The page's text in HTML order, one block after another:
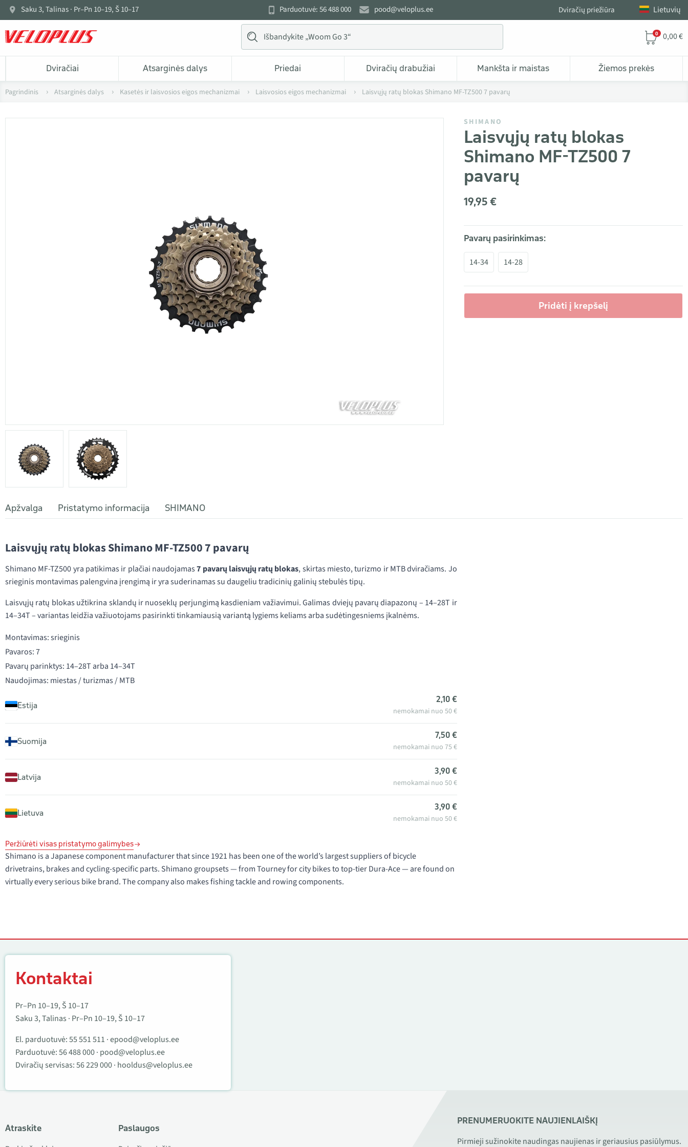
Saku 3, Talinas · Pr–Pn 10–19, Š 10–17 Parduotuvė: 56 488 000 pood@veloplus.ee Dviračių priežiūra Lietuvių
0 0,00 €
Dviračiai Atsarginės dalys Priedai Dviračių drabužiai Mankšta ir maistas Žiemos prekės
Pagrindinis Atsarginės dalys Kasetės ir laisvosios eigos mechanizmai Laisvosios eigos mechanizmai Laisvųjų ratų blokas Shimano MF-TZ500 7 pavarų
SHIMANO
Laisvųjų ratų blokas
Shimano MF-TZ500 7
pavarų
19,95 €
Pavarų pasirinkimas:
14-34 14-28
Pridėti į krepšelį
Apžvalga Pristatymo informacija SHIMANO
Laisvųjų ratų blokas Shimano MF-TZ500 7 pavarų
Shimano MF-TZ500 yra patikimas ir plačiai naudojamas7 pavarų laisvųjų ratų blokas, skirtas miesto, turizmo ir MTB dviračiams. Jo
srieginis montavimas palengvina įrengimą ir yra suderinamas su daugeliu tradicinių galinių stebulės tipų.
Laisvųjų ratų blokas užtikrina sklandų ir nuoseklų perjungimą kasdieniam važiavimui. Galimas dviejų pavarų diapazonų – 14–28T ir
14–34T – variantas leidžia važiuotojams pasirinkti tinkamiausią variantą lygiems keliams arba sudėtingesniems įkalnėms.
Montavimas: srieginis
Pavaros: 7
Pavarų parinktys: 14–28T arba 14–34T
Naudojimas: miestas / turizmas / MTB
Estija
2,10 €
nemokamai nuo 50 €
Suomija
7,50 €
nemokamai nuo 75 €
Latvija
3,90 €
nemokamai nuo 50 €
Lietuva
3,90 €
nemokamai nuo 50 €
Peržiūrėti visas pristatymo galimybes
Shimano is a Japanese component manufacturer that since 1921 has been one of the world’s largest suppliers of bicycle
drivetrains, brakes and cycling-specific parts. Shimano groupsets — from Tourney for city bikes to top-tier Dura-Ace — are found on
virtually every serious bike brand. The company also makes fishing tackle and rowing components.
Kontaktai
Pr–Pn 10–19, Š 10–17
Saku 3, Talinas · Pr–Pn 10–19, Š 10–17
El. parduotuvė:55 551 511 ·epood@veloplus.ee
Parduotuvė:56 488 000· pood@veloplus.ee
Dviračių servisas:56 229 000· hooldus@veloplus.ee
Atraskite Paslaugos
PRENUMERUOKITE NAUJIENLAIŠKĮ
Pirmieji sužinokite naudingas naujienas ir geriausius pasiūlymus.